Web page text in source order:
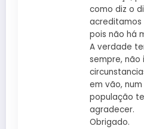
como diz o
acreditamos
pois não há
A verdade
sempre, não
em vão,
população
agradecer.
Obrigado.